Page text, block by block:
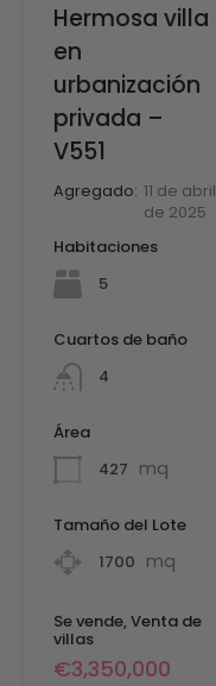
Hermosa villa
en
urbanización
privada –
V551
Agregado: 11 de abril
de 2025
Habitaciones
5
Cuartos de baño
4
Área
427 mq
Tamaño del Lote
1700 mq
Se vende, Venta de
villas
€3,350,000